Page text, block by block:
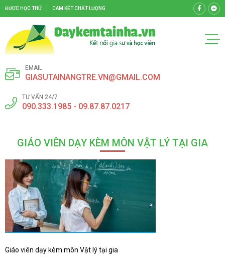
ĐƯỢC HỌC THỬ CAM KẾT CHẤT LƯỢNG
EMAIL
GIASUTAINANGTRE.VN@GMAIL.COM
TƯ VẤN 24/7
090.333.1985 - 09.87.87.0217
GIÁO VIÊN DẠY KÈM MÔN VẬT LÝ TẠI GIA
Giáo viên dạy kèm môn Vật lý tại gia